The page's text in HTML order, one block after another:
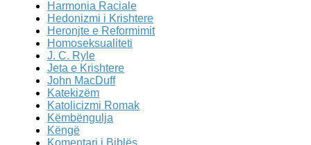
Harmonia Raciale
Hedonizmi i Krishtere
Heronjte e Reformimit
Homoseksualiteti
J. C. Ryle
Jeta e Krishtere
John MacDuff
Katekizëm
Katolicizmi Romak
Këmbëngulja
Këngë
Komentari i Biblës